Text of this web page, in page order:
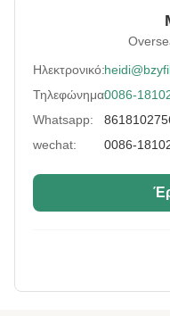
9
Grade: Ένα
Fiber Cut Length: 51
Color: Μπλε
Άλλα
Ηλεκτρονικό:
Τηλεφώνημα:0086-
Whatsapp:
wechat:
0086-